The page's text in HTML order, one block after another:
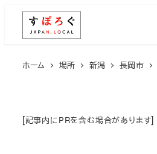
ホーム 場所 新潟 長岡市
[記事内にPRを含む場合があります]